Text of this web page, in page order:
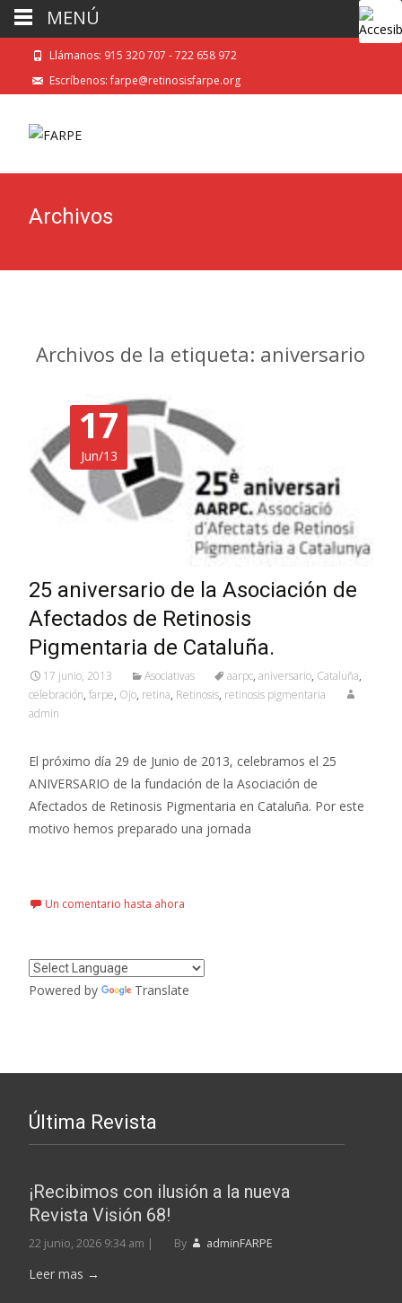
Llámanos: 915 320 707 - 722 658 972
Escríbenos: farpe@retinosisfarpe.org
Archivos
Archivos de la etiqueta: aniversario
17
Jun/13
25 aniversario de la Asociación de
Afectados de Retinosis
Pigmentaria de Cataluña.
17 junio, 2013 Asociativas aarpc, aniversario, Cataluña,
celebración, farpe, Ojo, retina, Retinosis, retinosis pigmentaria
admin
El próximo día 29 de Junio de 2013, celebramos el 25
ANIVERSARIO de la fundación de la Asociación de
Afectados de Retinosis Pigmentaria en Cataluña. Por este
motivo hemos preparado una jornada
Un comentario hasta ahora
Powered by Translate
Última Revista
¡Recibimos con ilusión a la nueva
Revista Visión 68!
22 junio, 2026 9:34 am | By adminFARPE
Leer mas →
MENÚ